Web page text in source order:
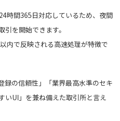
時間365日対応しているため、夜間
引を開始できます。
内で反映される高速処理が特徴で
録の信頼性」「業界最高水準のセキ
いUI」を兼ね備えた取引所と言え